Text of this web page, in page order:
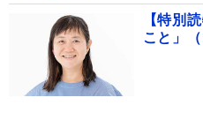
【特別
こと」